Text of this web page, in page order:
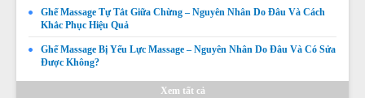
Ghế Massage Tự Tắt Giữa Chừng – Nguyên Nhân Do Đâu Và Cách
Khắc Phục Hiệu Quả
Ghế Massage Bị Yếu Lực Massage – Nguyên Nhân Do Đâu Và Có Sửa
Được Không?
Xem tất cả
Ghế Massage Không Quét Body Được – Nguyên Nhân,
Dấu Hiệu Và Cách Khắc Phục
Giá:Liên hệ